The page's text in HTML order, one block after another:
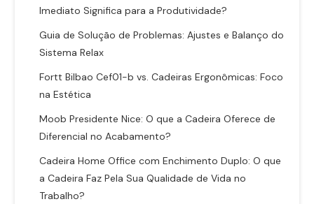
Imediato Significa para a Produtividade?
Guia de Solução de Problemas: Ajustes e Balanço do
Sistema Relax
Fortt Bilbao Cef01-b vs. Cadeiras Ergonômicas: Foco
na Estética
Moob Presidente Nice: O que a Cadeira Oferece de
Diferencial no Acabamento?
Cadeira Home Office com Enchimento Duplo: O que
a Cadeira Faz Pela Sua Qualidade de Vida no
Trabalho?